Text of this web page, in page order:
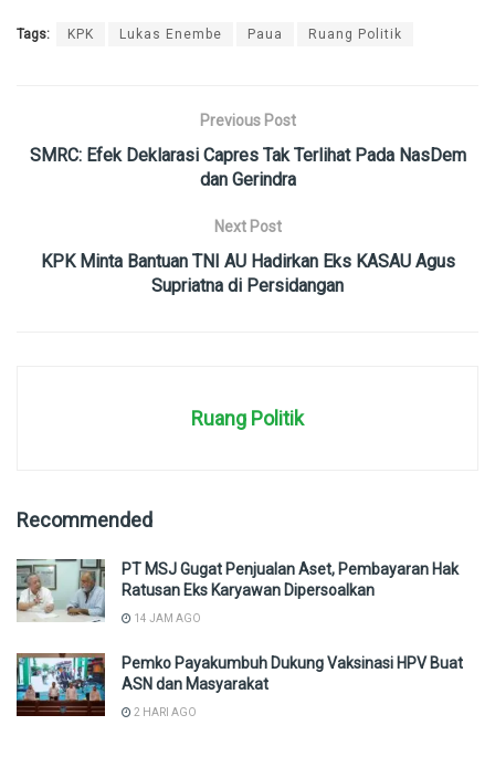
Tags: KPK Lukas Enembe Paua Ruang Politik
Previous Post
SMRC: Efek Deklarasi Capres Tak Terlihat Pada NasDem
dan Gerindra
Next Post
KPK Minta Bantuan TNI AU Hadirkan Eks KASAU Agus
Supriatna di Persidangan
Ruang Politik
Recommended
PT MSJ Gugat Penjualan Aset, Pembayaran Hak
Ratusan Eks Karyawan Dipersoalkan
14 JAM AGO
Pemko Payakumbuh Dukung Vaksinasi HPV Buat
ASN dan Masyarakat
2 HARI AGO